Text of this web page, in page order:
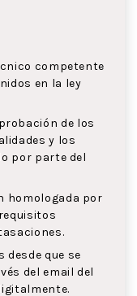
competente
en la ley
de los
y los
por parte del
homologada por
desde que se
del email del